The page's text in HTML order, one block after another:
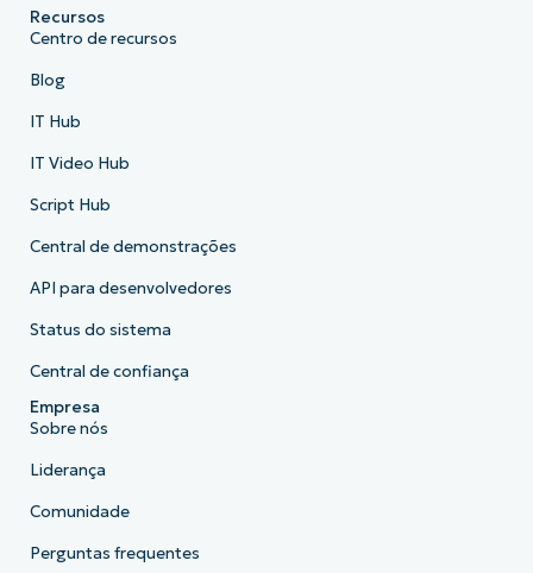
Recursos
Centro de recursos
Blog
IT Hub
IT Video Hub
Script Hub
Central de demonstrações
API para desenvolvedores
Status do sistema
Central de confiança
Empresa
Sobre nós
Liderança
Comunidade
Perguntas frequentes